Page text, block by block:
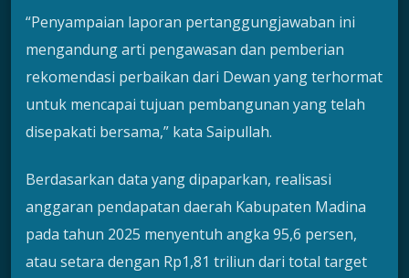
“Penyampaian laporan pertanggungjawaban ini
mengandung arti pengawasan dan pemberian
rekomendasi perbaikan dari Dewan yang terhormat
untuk mencapai tujuan pembangunan yang telah
disepakati bersama,” kata Saipullah.
Berdasarkan data yang dipaparkan, realisasi
anggaran pendapatan daerah Kabupaten Madina
pada tahun 2025 menyentuh angka 95,6 persen,
atau setara dengan Rp1,81 triliun dari total target